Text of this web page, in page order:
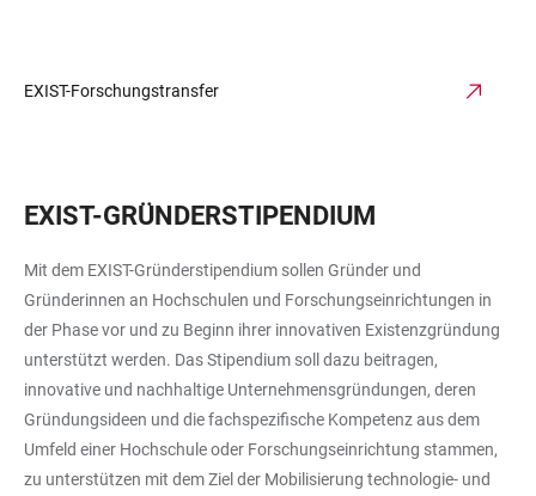
EXIST-Forschungstransfer
EXIST-GRÜNDERSTIPENDIUM
Mit dem EXIST-Gründerstipendium sollen Gründer und
Gründerinnen an Hochschulen und Forschungseinrichtungen in
der Phase vor und zu Beginn ihrer innovativen Existenzgründung
unterstützt werden. Das Stipendium soll dazu beitragen,
innovative und nachhaltige Unternehmensgründungen, deren
Gründungsideen und die fachspezifische Kompetenz aus dem
Umfeld einer Hochschule oder Forschungseinrichtung stammen,
zu unterstützen mit dem Ziel der Mobilisierung technologie- und